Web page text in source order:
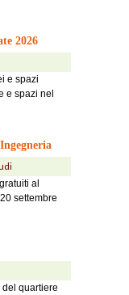
2026
e spazi
e spazi nel
al
settembre
quartiere